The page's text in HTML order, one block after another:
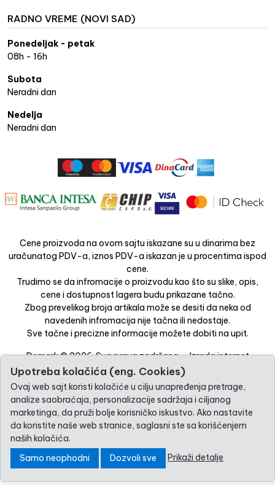
RADNO VREME (NOVI SAD)
Ponedeljak - petak
08h - 16h
Subota
Neradni dan
Nedelja
Neradni dan
Cene proizvoda na ovom sajtu iskazane su u dinarima bez
uračunatog PDV-a, iznos PDV-a iskazan je u procentima ispod
cene.
Trudimo se da infromacije o proizvodu kao što su slike, opis,
cene i dostupnost lagera budu prikazane tačno.
Zbog prevelikog broja artikala može se desiti da neka od
navedenih infromacija nije tačna ili nedostaje.
Sve tačne i precizne informacije možete dobiti na upit.
Demark © 2026. Sva prava zadržana. -Izrada internet
prodavnice-Selltico.
Upotreba kolačića (eng. Cookies)
Ovaj web sajt koristi kolačiće u cilju unapređenja pretrage,
analize saobraćaja, personalizacije sadržaja i ciljanog
marketinga, da pruži bolje korisničko iskustvo. Ako nastavite
da koristite naše web stranice, saglasni ste sa korišćenjem
naših kolačića.
Samo neophodni
Dozvoli sve Prikaži detalje